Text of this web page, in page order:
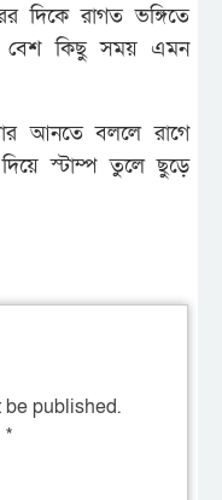
দিকে রাগত ভঙ্গিতে
বেশ কিছু সময় এমন
আনতে বললে রাগে
স্টাম্প তুলে ছুড়ে
published.
*